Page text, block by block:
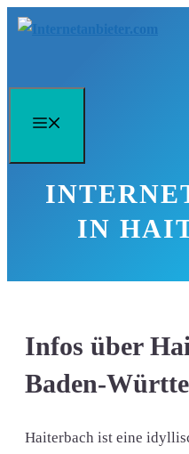
Zum
IN
Infos über
Baden-
Haiterbach ist eine